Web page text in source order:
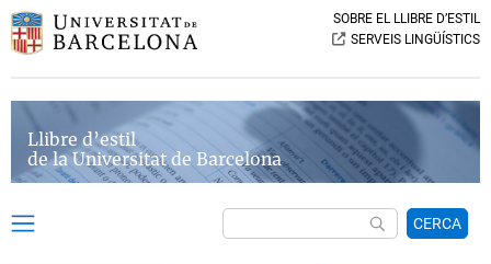
SOBRE EL LLIBRE D’ESTIL
SERVEIS LINGÜÍSTICS
Llibre d’estil
de la Universitat de Barcelona
CERCA